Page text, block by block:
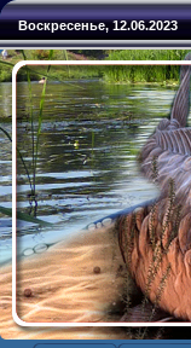
Воскресенье, 12.06.2023